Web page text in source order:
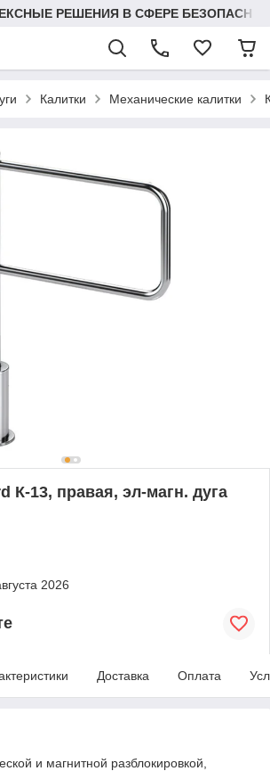
РЕШЕНИЯ В СФЕРЕ
Калитки Механические калитки
К-13, правая, эл-магн. дуга
2026
Доставка Оплата
и магнитной разблокировкой,